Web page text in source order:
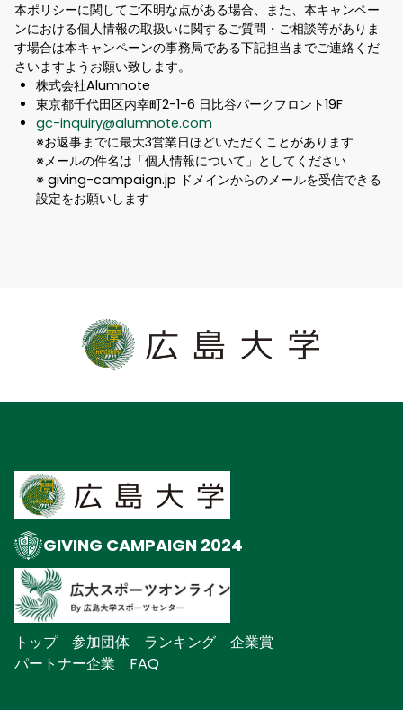
本ポリシーに関してご不明な点がある場合、また、本キャンペー
ンにおける個人情報の取扱いに関するご質問・ご相談等がありま
す場合は本キャンペーンの事務局である下記担当までご連絡くだ
さいますようお願い致します。
株式会社Alumnote
東京都千代田区内幸町2-1-6 日比谷パークフロント19F
gc-inquiry@alumnote.com
※お返事までに最大3営業日ほどいただくことがあります
※メールの件名は「個人情報について」としてください
※ giving-campaign.jp ドメインからのメールを受信できる
設定をお願いします
GIVING CAMPAIGN 2024
トップ 参加団体 ランキング
企業賞
パートナー企業
FAQ